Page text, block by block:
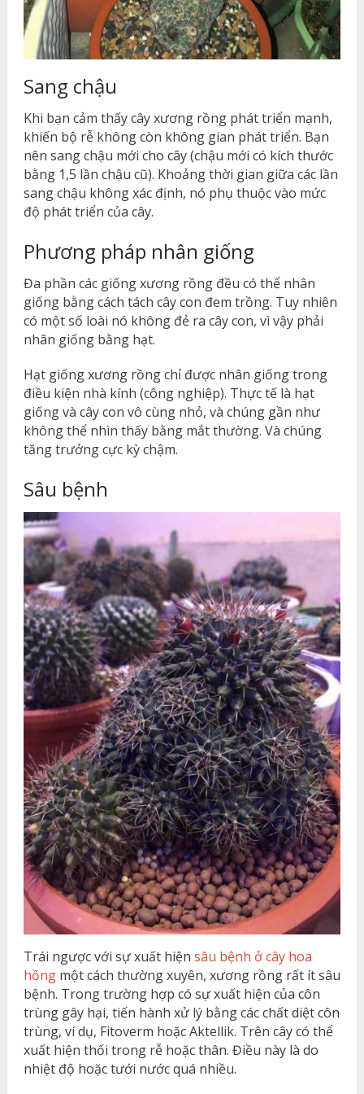
Sang chậu
Khi bạn cảm thấy cây xương rồng phát triển mạnh,
khiến bộ rễ không còn không gian phát triển. Bạn
nên sang chậu mới cho cây (chậu mới có kích thước
bằng 1,5 lần chậu cũ). Khoảng thời gian giữa các lần
sang chậu không xác định, nó phụ thuộc vào mức
độ phát triển của cây.
Phương pháp nhân giống
Đa phần các giống xương rồng đều có thể nhân
giống bằng cách tách cây con đem trồng. Tuy nhiên
có một số loài nó không đẻ ra cây con, vì vậy phải
nhân giống bằng hạt.
Hạt giống xương rồng chỉ được nhân giống trong
điều kiện nhà kính (công nghiệp). Thực tế là hạt
giống và cây con vô cùng nhỏ, và chúng gần như
không thể nhìn thấy bằng mắt thường. Và chúng
tăng trưởng cực kỳ chậm.
Sâu bệnh
Trái ngược với sự xuất hiện sâu bệnh ở cây hoa
hồngmột cách thường xuyên, xương rồng rất ít sâu
bệnh. Trong trường hợp có sự xuất hiện của côn
trùng gây hại, tiến hành xử lý bằng các chất diệt côn
trùng, ví dụ, Fitoverm hoặc Aktellik. Trên cây có thể
xuất hiện thối trong rễ hoặc thân. Điều này là do
nhiệt độ hoặc tưới nước quá nhiều.